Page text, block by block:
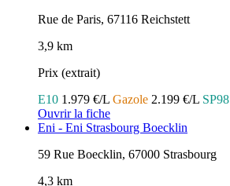
Rue de Paris, 67116 Reichstett
3,9 km
Prix (extrait)
E10 1.979 €/L Gazole 2.199 €/L SP98
Ouvrir la fiche
Eni - Eni Strasbourg Boecklin
59 Rue Boecklin, 67000 Strasbourg
4,3 km